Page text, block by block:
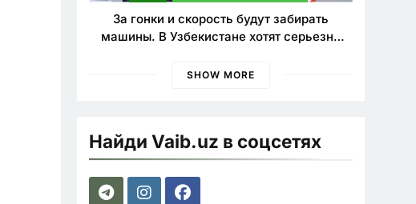
За гонки и скорость будут забирать
машины. В Узбекистане хотят серьезно
SHOW MORE
Найди Vaib.uz в соцсетях